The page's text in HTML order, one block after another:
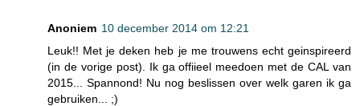
Anoniem 10 december 2014 om 12:21
Leuk!! Met je deken heb je me trouwens echt geinspireerd
(in de vorige post). Ik ga offiieel meedoen met de CAL van
2015... Spannond! Nu nog beslissen over welk garen ik ga
gebruiken... ;)